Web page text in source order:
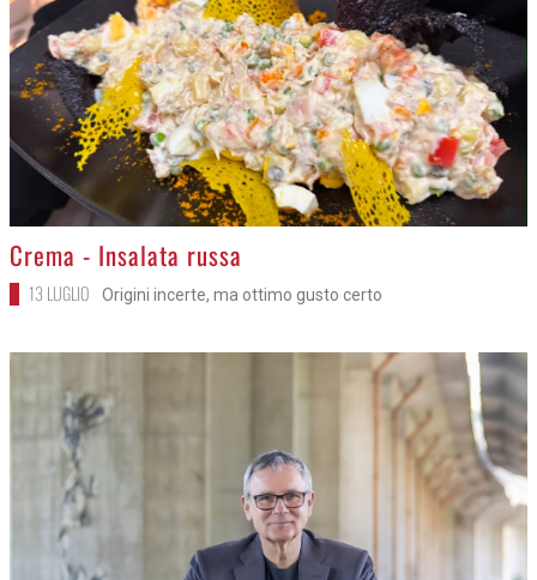
>
Crema - Insalata russa
13 LUGLIO Origini incerte, ma ottimo gusto certo